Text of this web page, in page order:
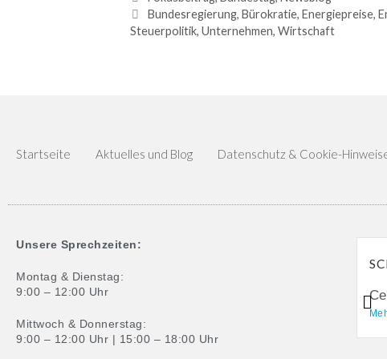
Bundesregierung, Bürokratie, Energiepreise,
Steuerpolitik, Unternehmen, Wirtschaft
Startseite Aktuelles und Blog Datenschutz & Cookie-
Unsere Sprechzeiten:
Montag & Dienstag:
9:00 – 12:00 Uhr
Mittwoch & Donnerstag:
9:00 – 12:00 Uhr | 15:00 – 18:00 Uhr